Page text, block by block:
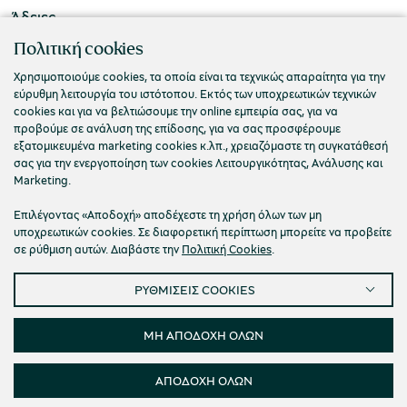
Άδειες
ΠΟΛΙΤΙΣΤΙΚΟ ΙΔΡΥΜΑ ΟΜΙΛΟΥ ΠΕΙΡΑΙΩΣ
Τ. 210 3256922
Ε. info@piop.gr
ΣΥΝΔΕΘΕΙΤΕ ΜΑΖΙ ΜΑΣ
© 2026 Πολιτιστικό Ίδρυμα Ομίλου Πειραιώς
Πολιτική απορρήτου Όροι χρήσης
Cookies
Ρυθμίσεις Cookies
Προσβασιμότητα
Πολιτική cookies
Χρησιμοποιούμε cookies, τα οποία είναι τα τεχνικώς απαραίτητα για την
εύρυθμη λειτουργία του ιστότοπου. Εκτός των υποχρεωτικών τεχνικών
cookies και για να βελτιώσουμε την online εμπειρία σας, για να
προβούμε σε ανάλυση της επίδοσης, για να σας προσφέρουμε
εξατομικευμένα marketing cookies κ.λπ., χρειαζόμαστε τη συγκατάθεσή
σας για την ενεργοποίηση των cookies Λειτουργικότητας, Ανάλυσης και
Marketing.
Επιλέγοντας «Αποδοχή» αποδέχεστε τη χρήση όλων των μη
υποχρεωτικών cookies. Σε διαφορετική περίπτωση μπορείτε να προβείτε
σε ρύθμιση αυτών. Διαβάστε την Πολιτική Cookies.
ΡΥΘΜΙΣΕΙΣ COOKIES
ΜΗ ΑΠΟΔΟΧΗ ΟΛΩΝ
ΑΠΟΔΟΧΗ ΟΛΩΝ